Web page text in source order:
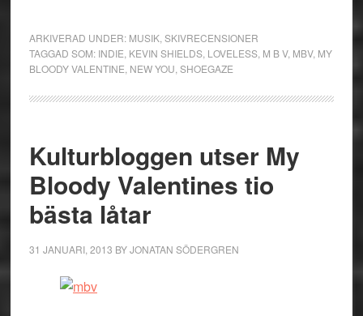
ARKIVERAD UNDER: MUSIK, SKIVRECENSIONER
TAGGAD SOM: INDIE KEVIN SHIELDS, LOVELESS, M B V, MBV, MY
BLOODY VALENTINE NEW YOU SHOEGAZE
Kulturbloggen utser My
Bloody Valentines tio
bästa låtar
31 JANUARI, 2013 BYJONATAN SÖDERGREN